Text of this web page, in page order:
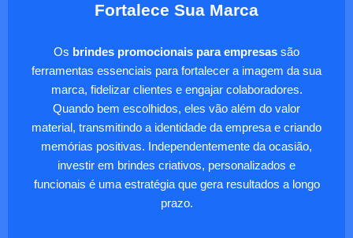
Fortalece Sua Marca
Os brindes promocionais para empresas são
ferramentas essenciais para fortalecer a imagem da sua
marca, fidelizar clientes e engajar colaboradores.
Quando bem escolhidos, eles vão além do valor
material, transmitindo a identidade da empresa e criando
memórias positivas. Independentemente da ocasião,
investir em brindes criativos, personalizados e
funcionais é uma estratégia que gera resultados a longo
prazo.